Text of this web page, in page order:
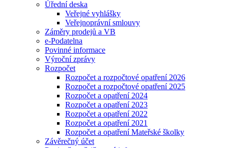
Úřední deska
Veřejné vyhlášky
Veřejnoprávní smlouvy
Záměry prodejů a VB
e-Podatelna
Povinné informace
Výroční zprávy
Rozpočet
Rozpočet a rozpočtové opatření 2026
Rozpočet a rozpočtové opatření 2025
Rozpočet a opatření 2024
Rozpočet a opatření 2023
Rozpočet a opatření 2022
Rozpočet a opatření 2021
Rozpočet a opatření Mateřské školky
Závěrečný účet